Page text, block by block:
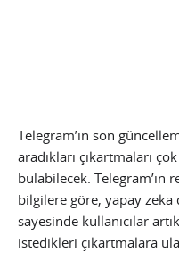
Telegram’ın son
aradıkları çıkartmaları
bulabilecek. Telegram’ın
bilgilere göre, yapay zeka
sayesinde kullanıcılar
istedikleri çıkartmalara